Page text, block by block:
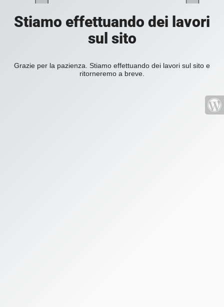
Stiamo effettuando dei lavori
sul sito
Grazie per la pazienza. Stiamo effettuando dei lavori sul sito e
ritorneremo a breve.